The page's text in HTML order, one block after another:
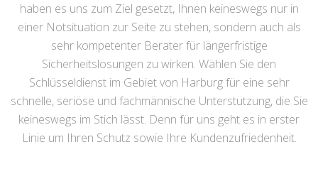
haben es uns zum Ziel gesetzt, Ihnen keineswegs nur in
einer Notsituation zur Seite zu stehen, sondern auch als
sehr kompetenter Berater für längerfristige
Sicherheitslösungen zu wirken. Wählen Sie den
Schlüsseldienst im Gebiet von Harburg für eine sehr
schnelle, seriöse und fachmännische Unterstützung, die Sie
keineswegs im Stich lässt. Denn für uns geht es in erster
Linie um Ihren Schutz sowie Ihre Kundenzufriedenheit.